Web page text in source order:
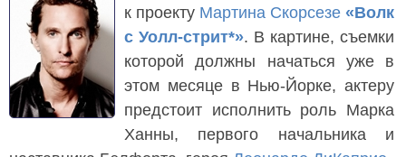
к проекту Мартина Скорсезе «Волк
с Уолл-стрит*». В картине, съемки
которой должны начаться уже в
этом месяце в Нью-Йорке, актеру
предстоит исполнить роль Марка
Ханны, первого начальника и